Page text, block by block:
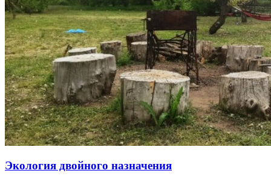
Экология двойного назначения